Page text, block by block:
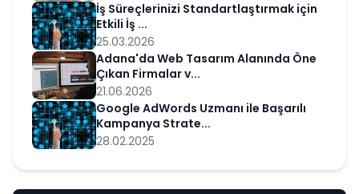
İş Süreçlerinizi Standartlaştırmak için
Etkili İş ...
25.03.2026
Adana'da Web Tasarım Alanında Öne
Çıkan Firmalar v...
21.06.2026
Google AdWords Uzmanı ile Başarılı
Kampanya Strate...
28.02.2025